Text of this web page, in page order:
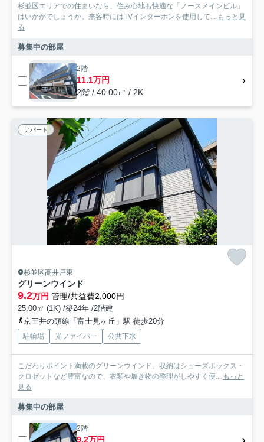
杉並区エリアでの住まいなら、住み心地も快適な「ノースメインビル」
はいかがでしょうか。来客時にはTVインターホンを使用して... もっと見
る
募集中の部屋
2階
11.1万円
2階 / 40.00㎡ / 2K
アパート
杉並区高井戸東
グリーンウインド
9.2万円 管理/共益費2,000円
25.00㎡ (1K) /築24年 /2階建
京王井の頭線「富士見ヶ丘」駅 徒歩20分
駐輪場 光ファイバー 公共下水
こだわりポイント満載のグリーンウインド。収納はシューズボックス・
クロゼットなど豊富なので、衣類や履き物の整理がしやすく便... もっと
見る
募集中の部屋
2階
9.2万円